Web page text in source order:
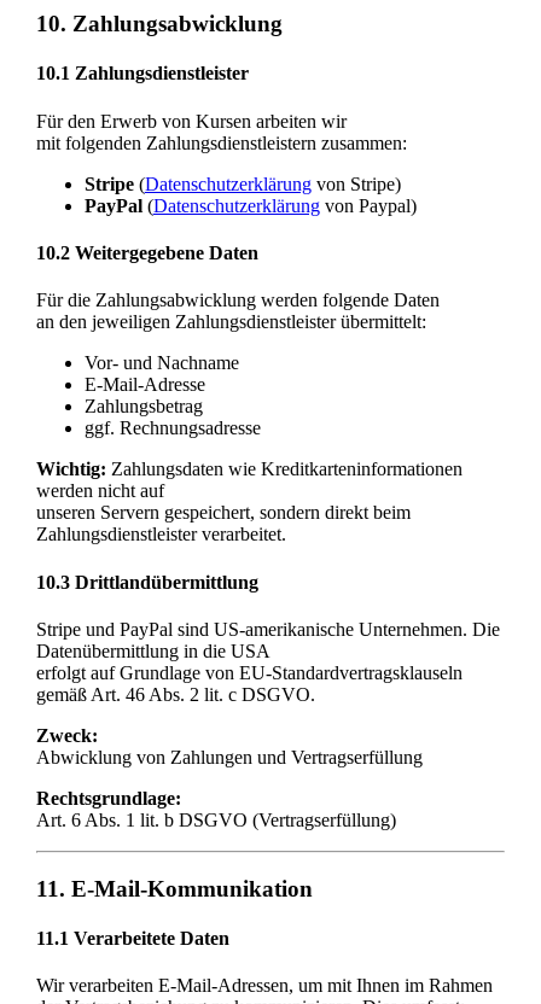
10. Zahlungsabwicklung
10.1 Zahlungsdienstleister
Für den Erwerb von Kursen arbeiten wir
mit folgenden Zahlungsdienstleistern zusammen:
Stripe(Datenschutzerklärungvon Stripe)
PayPal(Datenschutzerklärungvon Paypal)
10.2 Weitergegebene Daten
Für die Zahlungsabwicklung werden folgende Daten
an den jeweiligen Zahlungsdienstleister übermittelt:
Vor- und Nachname
E-Mail-Adresse
Zahlungsbetrag
ggf. Rechnungsadresse
Wichtig: Zahlungsdaten wie Kreditkarteninformationen
werden nicht auf
unseren Servern gespeichert, sondern direkt beim
Zahlungsdienstleister verarbeitet.
10.3 Drittlandübermittlung
Stripe und PayPal sind US-amerikanische Unternehmen. Die
Datenübermittlung in die USA
erfolgt auf Grundlage von EU-Standardvertragsklauseln
gemäß Art. 46 Abs. 2 lit. c DSGVO.
Zweck:
Abwicklung von Zahlungen und Vertragserfüllung
Rechtsgrundlage:
Art. 6 Abs. 1 lit. b DSGVO (Vertragserfüllung)
11. E-Mail-Kommunikation
11.1 Verarbeitete Daten
Wir verarbeiten E-Mail-Adressen, um mit Ihnen im Rahmen